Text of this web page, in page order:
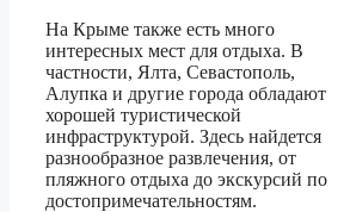
На Крыме также есть много
интересных мест для отдыха. В
частности, Ялта, Севастополь,
Алупка и другие города обладают
хорошей туристической
инфраструктурой. Здесь найдется
разнообразное развлечения, от
пляжного отдыха до экскурсий по
достопримечательностям.